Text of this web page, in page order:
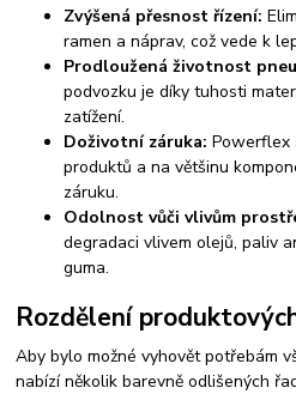
Zvýšená přesnost řízení:
ramen a náprav, což vede k
Prodloužená životnost
podvozku je díky tuhosti
zatížení.
Doživotní záruka: Powerflex
produktů a na většinu
záruku.
Odolnost vůči vlivům
degradaci vlivem olejů, paliv
guma.
Rozdělení
Aby bylo možné vyhovět potřebám
nabízí několik barevně odlišených